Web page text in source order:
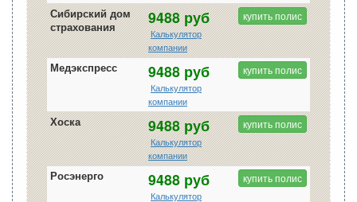
Сибирский дом
страхования
9488 руб
Калькулятор
компании
купить полис
Медэкспресс 9488 руб
Калькулятор
компании
купить полис
Хоска 9488 руб
Калькулятор
компании
купить полис
Росэнерго 9488 руб
Калькулятор
купить полис